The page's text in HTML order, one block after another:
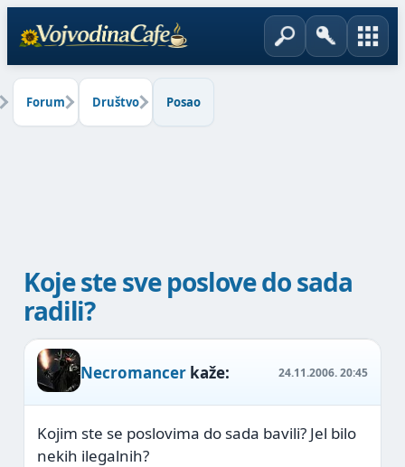
Forum Društvo Posao
Koje ste sve poslove do sada
radili?
Necromancer kaže: 24.11.2006.20:45
Kojim ste se poslovima do sada bavili? Jel bilo
nekih ilegalnih?